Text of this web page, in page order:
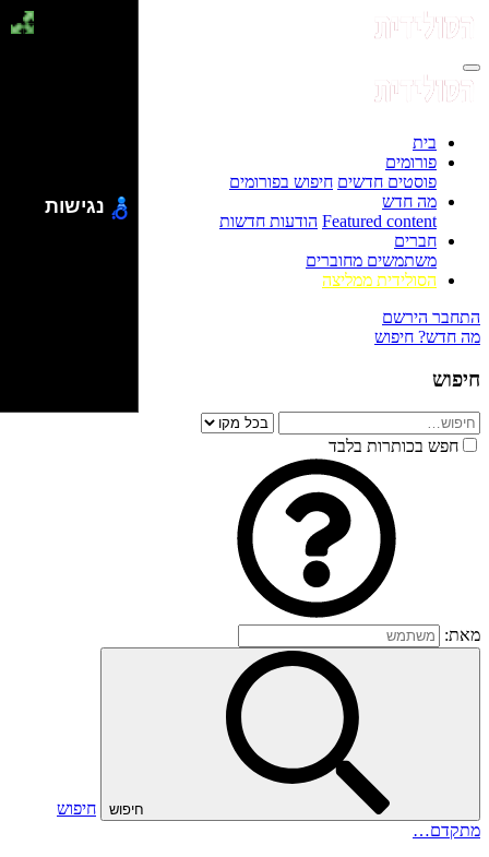
בית
פורומים
פוסטים חדשים חיפוש בפורומים
מה חדש
Featured content הודעות חדשות
חברים
משתמשים מחוברים
הסולידית ממליצה
התחבר הירשם
מה חדש? חיפוש
חיפוש
חפש בכותרות בלבד
מאת:
חיפוש
חיפוש
מתקדם…
נגישות